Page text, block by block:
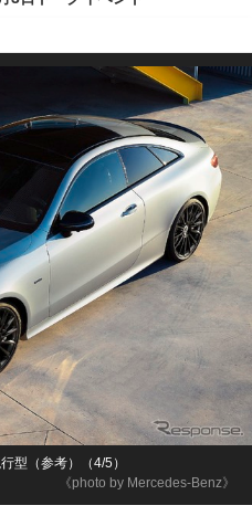
《photo by Mercedes-Benz》
型（参考）（4/5）